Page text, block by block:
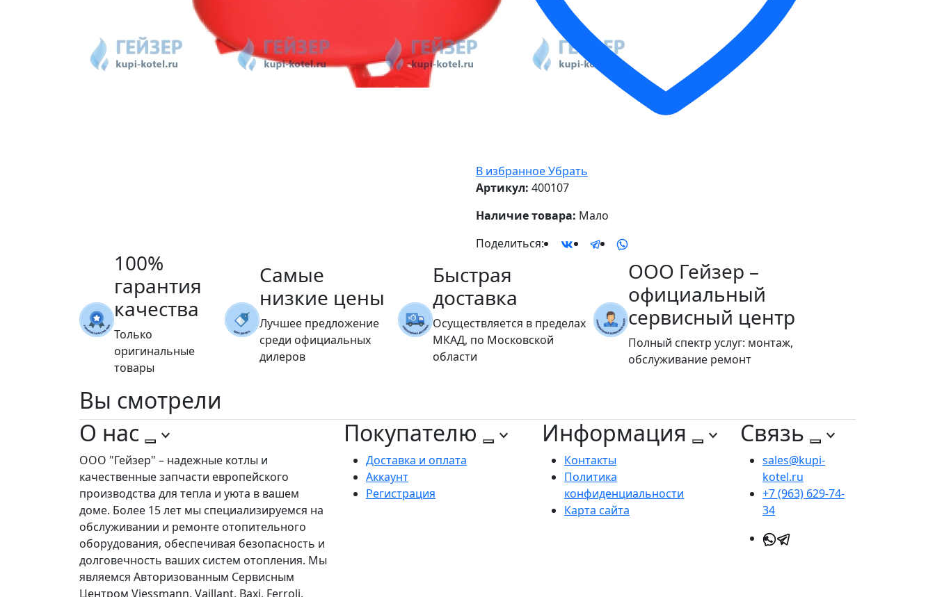
В избранноеУбрать
Артикул: 400107
Наличие товара: Мало
Поделиться:
100%
гарантия
качества
Только
оригинальные
товары
Самые
низкие цены
Лучшее предложение
среди официальных
дилеров
Быстрая
доставка
Осуществляется в пределах
МКАД, по Московской
области
ООО Гейзер –
официальный
сервисный центр
Полный спектр услуг: монтаж,
обслуживание ремонт
Вы смотрели
О нас
ООО "Гейзер" – надежные котлы и
качественные запчасти европейского
производства для тепла и уюта в вашем
доме. Более 15 лет мы специализируемся на
обслуживании и ремонте отопительного
оборудования, обеспечивая безопасность и
долговечность ваших систем отопления. Мы
являемся Авторизованным Сервисным
Центром Viessmann, Vaillant, Baxi, Ferroli,
Покупателю
Доставка и оплата
Аккаунт
Регистрация
Информация
Контакты
Политика
конфиденциальности
Карта сайта
Связь
sales@kupi-
kotel.ru
+7 (963) 629-74-
34